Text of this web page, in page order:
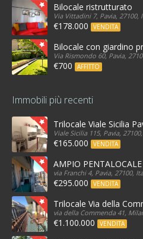
Bilocale ristrutturato
Via Vittadini 7, Pavia, 27100,
€178.000 VENDITA
Bilocale con giardino
Via Rismondo 60, Pavia,
€700 AFFITTO
Immobili più recenti
Trilocale Viale Sicilia
Viale Sicilia 115, Pavia,
€165.000 VENDITA
AMPIO
via Franchi 4, Pavia, 27100,
€295.000 VENDITA
Trilocale Via della
via della Commenda 41,
€1.100.000 VENDITA